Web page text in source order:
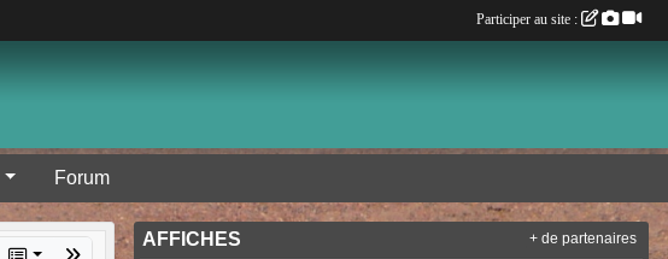
Forum
AFFICHES + de partenaires
Participer au site :